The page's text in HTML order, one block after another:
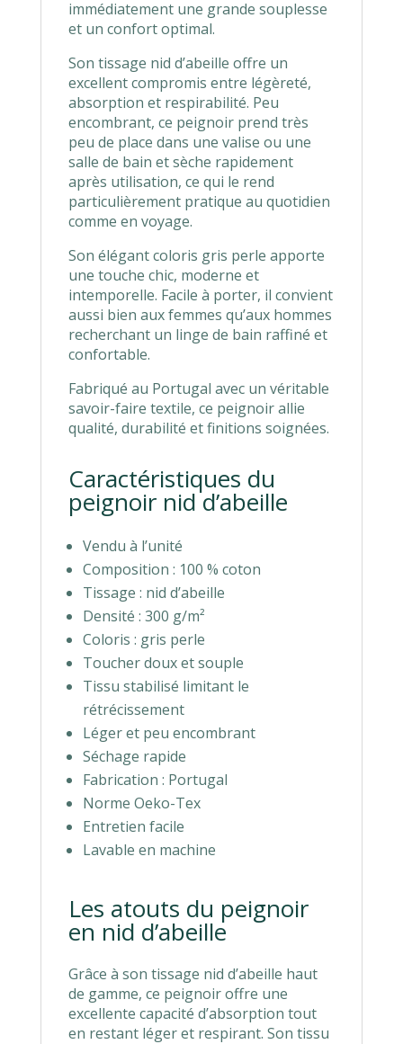
immédiatement une grande souplesse
et un confort optimal.
Son tissage nid d’abeille offre un
excellent compromis entre légèreté,
absorption et respirabilité. Peu
encombrant, ce peignoir prend très
peu de place dans une valise ou une
salle de bain et sèche rapidement
après utilisation, ce qui le rend
particulièrement pratique au quotidien
comme en voyage.
Son élégant coloris gris perle apporte
une touche chic, moderne et
intemporelle. Facile à porter, il convient
aussi bien aux femmes qu’aux hommes
recherchant un linge de bain raffiné et
confortable.
Fabriqué au Portugal avec un véritable
savoir-faire textile, ce peignoir allie
qualité, durabilité et finitions soignées.
Caractéristiques du
peignoir nid d’abeille
Vendu à l’unité
Composition : 100 % coton
Tissage : nid d’abeille
Densité : 300 g/m²
Coloris : gris perle
Toucher doux et souple
Tissu stabilisé limitant le
rétrécissement
Léger et peu encombrant
Séchage rapide
Fabrication : Portugal
Norme Oeko-Tex
Entretien facile
Lavable en machine
Les atouts du peignoir
en nid d’abeille
Grâce à son tissage nid d’abeille haut
de gamme, ce peignoir offre une
excellente capacité d’absorption tout
en restant léger et respirant. Son tissu